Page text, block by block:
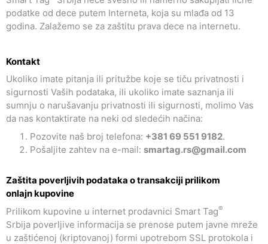
podatke od dece putem Interneta, koja su mlađa od 13
godina. Zalažemo se za zaštitu prava dece na internetu.
Kontakt
Ukoliko imate pitanja ili pritužbe koje se tiču privatnosti i
sigurnosti Vaših podataka, ili ukoliko imate saznanja ili
sumnju o narušavanju privatnosti ili sigurnosti, molimo Vas
da nas kontaktirate na neki od sledećih načina:
Pozovite naš broj telefona: +381 69 551 9182.
Pošaljite zahtev na e-mail: smartag.rs@gmail.com
Zaštita poverljivih podataka o transakciji prilikom
onlajn kupovine
Prilikom kupovine u internet prodavnici Smart Tag®
Srbija poverljive informacija se prenose putem javne mreže
u zaštićenoj (kriptovanoj) formi upotrebom SSL protokola i